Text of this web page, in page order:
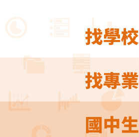
找學校
找專業
國中生